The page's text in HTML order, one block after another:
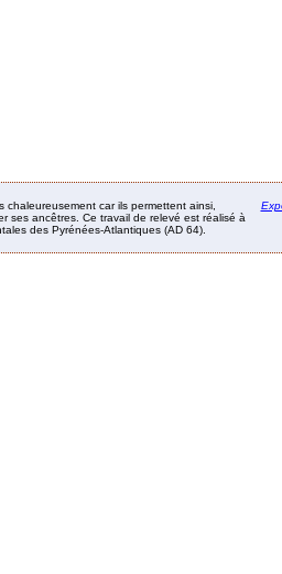
chaleureusement car ils permettent ainsi,
ses ancêtres. Ce travail de relevé est réalisé à
des Pyrénées-Atlantiques (AD 64).